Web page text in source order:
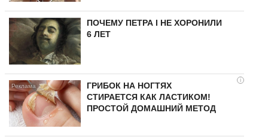
ПОЧЕМУ ПЕТРА I НЕ ХОРОНИЛИ
6 ЛЕТ
i
ГРИБОК НА НОГТЯХ
СТИРАЕТСЯ КАК ЛАСТИКОМ!
ПРОСТОЙ ДОМАШНИЙ МЕТОД